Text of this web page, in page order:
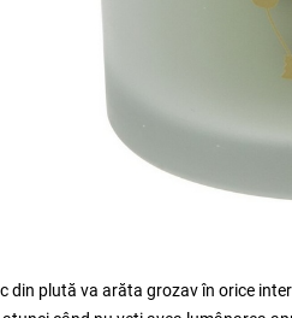
din plută va arăta grozav în orice